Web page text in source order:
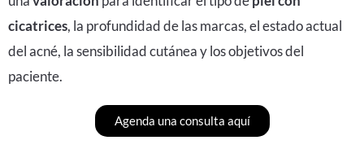
cicatrices, la profundidad de las marcas, el estado actual
del acné, la sensibilidad cutánea y los objetivos del
paciente.
Agenda una consulta aquí